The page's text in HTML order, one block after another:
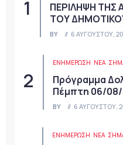
ΠΕΡΙΛΗΨΗ ΤΗΣ
ΤΟΥ
BY 6 ΑΥΓΟΎΣΤΟΥ,
ΕΝΗΜΕΡΩΣΗ ΝΈΑ
Πρόγραμμα
Πέμπτη 06/08/
BY 6 ΑΥΓΟΎΣΤΟΥ,
ΕΝΗΜΕΡΩΣΗ ΝΈΑ